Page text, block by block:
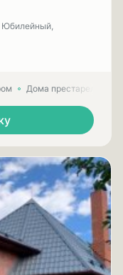
Юбилейный,
Дома престарелых